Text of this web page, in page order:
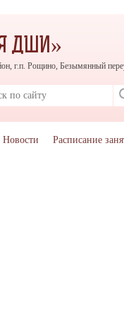
ДШИ»
г.п. Рощино, Безымянный
Новости Расписание